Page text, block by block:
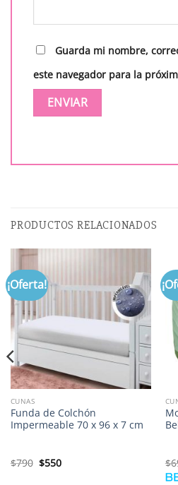
Guarda mi nombre,
este navegador para la
PRODUCTOS RELACIONADOS
¡Oferta!
CUNAS
Funda de Colchón
Impermeable 70 x 96 x 7 cm
$790 El
precio
$550El
precio
$